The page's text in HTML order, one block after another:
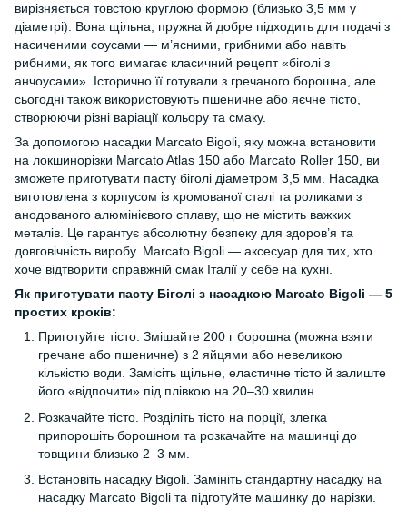
вирізняється товстою круглою формою (близько 3,5 мм у
діаметрі). Вона щільна, пружна й добре підходить для подачі з
насиченими соусами — м’ясними, грибними або навіть
рибними, як того вимагає класичний рецепт «біголі з
анчоусами». Історично її готували з гречаного борошна, але
сьогодні також використовують пшеничне або яєчне тісто,
створюючи різні варіації кольору та смаку.
За допомогою насадки Marcato Bigoli, яку можна встановити
на локшинорізки Marcato Atlas 150 або Marcato Roller 150, ви
зможете приготувати пасту біголі діаметром 3,5 мм. Насадка
виготовлена з корпусом із хромованої сталі та роликами з
анодованого алюмінієвого сплаву, що не містить важких
металів. Це гарантує абсолютну безпеку для здоров’я та
довговічність виробу. Marcato Bigoli — аксесуар для тих, хто
хоче відтворити справжній смак Італії у себе на кухні.
Як приготувати пасту Біголі з насадкою Marcato Bigoli — 5
простих кроків:
Приготуйте тісто. Змішайте 200 г борошна (можна взяти
гречане або пшеничне) з 2 яйцями або невеликою
кількістю води. Замісіть щільне, еластичне тісто й залиште
його «відпочити» під плівкою на 20–30 хвилин.
Розкачайте тісто. Розділіть тісто на порції, злегка
припорошіть борошном та розкачайте на машинці до
товщини близько 2–3 мм.
Встановіть насадку Bigoli. Замініть стандартну насадку на
насадку Marcato Bigoli та підготуйте машинку до нарізки.